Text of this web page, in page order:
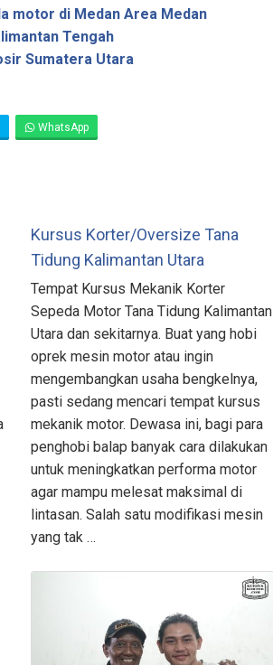
motor di Medan Area Medan
Tengah
Sumatera Utara
WhatsApp
Kursus Korter/Oversize Tana
Tidung Kalimantan Utara
Tempat Kursus Mekanik Korter
Sepeda Motor Tana Tidung Kalimantan
Utara dan sekitarnya. Buat yang hobi
oprek mesin motor atau ingin
mengembangkan usaha bengkelnya,
pasti sedang mencari tempat kursus
mekanik motor. Dewasa ini, bagi para
penghobi balap banyak cara dilakukan
untuk meningkatkan performa motor
agar mampu melesat maksimal di
lintasan. Salah satu modifikasi mesin
yang tak …